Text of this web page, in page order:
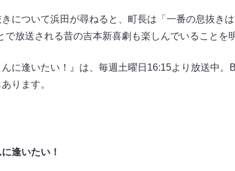
について浜田が尋ねると、町長は「一番の息抜き
放送される昔の吉本新喜劇も楽しんでいることを
んに逢いたい！』は、毎週土曜日16:15より放送中
ります。
逢いたい！